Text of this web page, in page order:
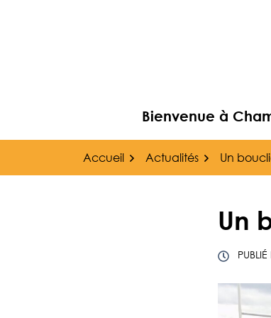
Bienvenue à
Accueil Actualités Un
Un
PUBLIÉ